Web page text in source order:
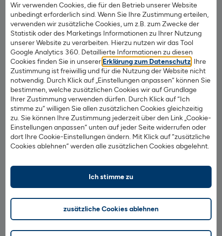
Wir verwenden Cookies, die für den Betrieb unserer Website
unbedingt erforderlich sind. Wenn Sie Ihre Zustimmung erteilen,
verwenden wir zusätzliche Cookies, um z.B. zum Zwecke der
Statistik oder des Marketings Informationen zu Ihrer Nutzung
unserer Website zu verarbeiten. Hierzu nutzen wir das Tool
Google Analytics 360. Detaillierte Informationen zu diesen
Cookies finden Sie in unserer Erklärung zum Datenschutz . Ihre
Zustimmung ist freiwillig und für die Nutzung der Website nicht
notwendig. Durch Klick auf „Einstellungen anpassen“ können Sie
bestimmen, welche zusätzlichen Cookies wir auf Grundlage
Ihrer Zustimmung verwenden dürfen. Durch Klick auf “Ich
stimme zu“ willigen Sie allen zusätzlichen Cookies gleichzeitig
zu. Sie können Ihre Zustimmung jederzeit über den Link „Cookie-
Einstellungen anpassen“ unten auf jeder Seite widerrufen oder
dort Ihre Cookie-Einstellungen ändern. Mit Klick auf “zusätzliche
Cookies ablehnen“ werden alle zusätzlichen Cookies abgelehnt.
Ich stimme zu
zusätzliche Cookies ablehnen
Beim Broker-Test von Extra-ETF erzielte die 1822direkt 5
Sterne für ihr Depot-Angebot. Besonders hervorgehoben
wurden die kostenfreie Depotführung, das Sparplan-
Angebot mit kostenfreien ETF-Sparplänen.